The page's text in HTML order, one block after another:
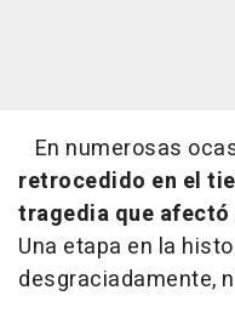
En numerosas
retrocedido en el
tragedia que
Una etapa en la
desgraciadamente,